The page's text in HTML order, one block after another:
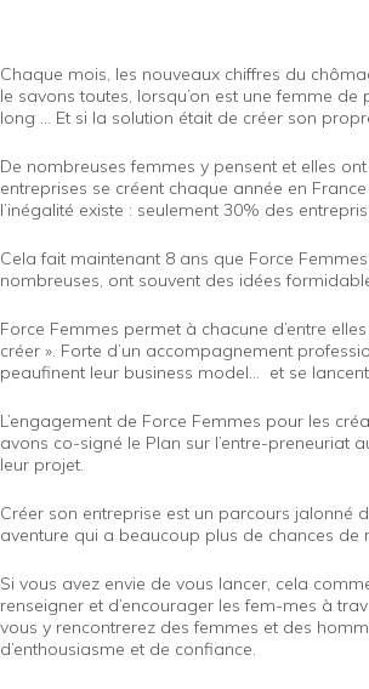
Chaque mois, les nouveaux chiffres du
le savons toutes, lorsqu’on est une femme
long … Et si la solution était de créer son
De nombreuses femmes y pensent et elles
entreprises se créent chaque année en
l’inégalité existe : seulement 30% des
Cela fait maintenant 8 ans que Force
nombreuses, ont souvent des idées
Force Femmes permet à chacune d’entre
créer ». Forte d’un accompagnement
peaufinent leur business model… et se
L’engagement de Force Femmes pour les
avons co-signé le Plan sur l’entre-preneuriat
leur projet.
Créer son entreprise est un parcours jalonné
aventure qui a beaucoup plus de chances de
Si vous avez envie de vous lancer, cela
renseigner et d’encourager les fem-mes à
vous y rencontrerez des femmes et des
d’enthousiasme et de confiance.